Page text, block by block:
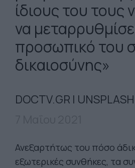
ίδιους του τους
να
προσωπικό του
δικαιοσύνης»
DOCTV.GR | UNSPLASH
Ανεξαρτήτως του πόσο
εξωτερικές συνθήκες, τα